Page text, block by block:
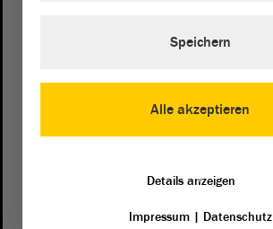
von Sachsen-Anhalt
Domplatz 6–9
Wegbeschreibung
Alle akzeptieren
Speichern
Details anzeigen
Impressum| Datenschutz